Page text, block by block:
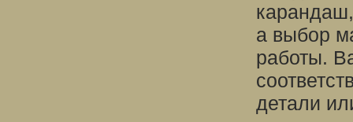
а выбор
работы.
детали